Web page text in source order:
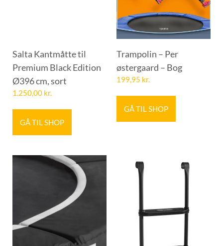
Salta Kantmåtte til
Premium Black Edition
Ø396 cm, sort
1.250,00 kr.
GÅ TIL SHOP
Trampolin – Per
østergaard – Bog
199,95 kr.
GÅ TIL SHOP